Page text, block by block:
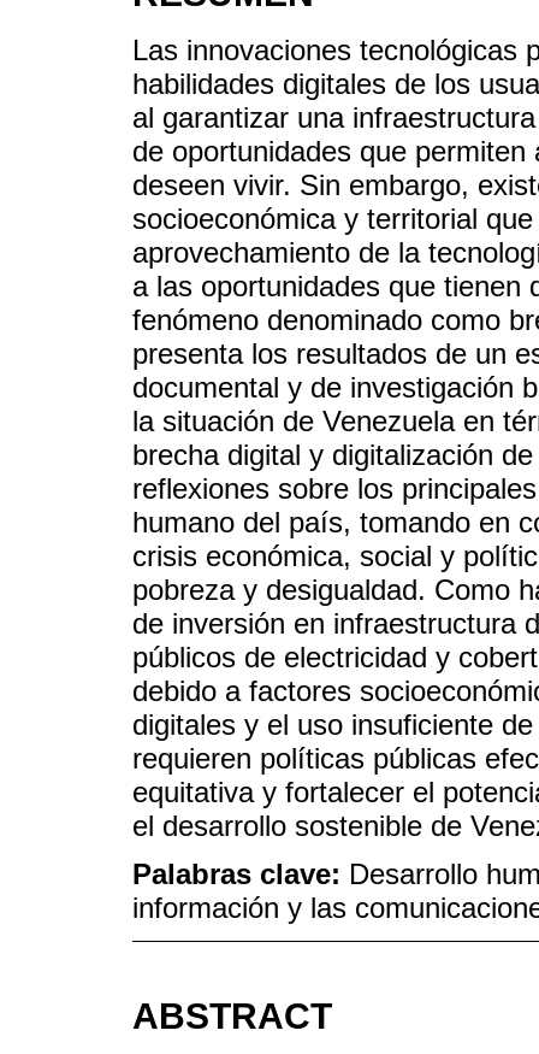
Las innovaciones tecnológicas
habilidades digitales de los
al garantizar una
de oportunidades que
deseen vivir. Sin embargo,
socioeconómica y territorial
aprovechamiento de la
a las oportunidades que tienen
fenómeno denominado como
presenta los resultados de un
documental y de investigación
la situación de Venezuela en
brecha digital y digitalización
reflexiones sobre los
humano del país, tomando en
crisis económica, social y
pobreza y desigualdad. Como
de inversión en infraestructura
públicos de electricidad y
debido a factores
digitales y el uso insuficiente
requieren políticas públicas
equitativa y fortalecer el
el desarrollo sostenible de
Palabras clave: Desarrollo
información y las
ABSTRACT